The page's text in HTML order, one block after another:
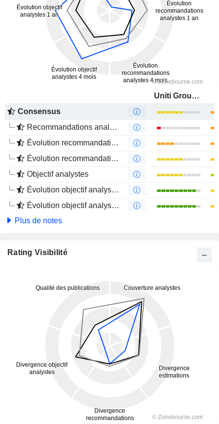
Uniti Group Inc.
Consensus
Recommandations analystes
Évolution recommandations analystes 1 an
Évolution recommandations analystes 4 mois
Objectif analystes
Évolution objectif analystes 1 an
Évolution objectif analystes 4 mois
Plus de notes
Rating Visibilité